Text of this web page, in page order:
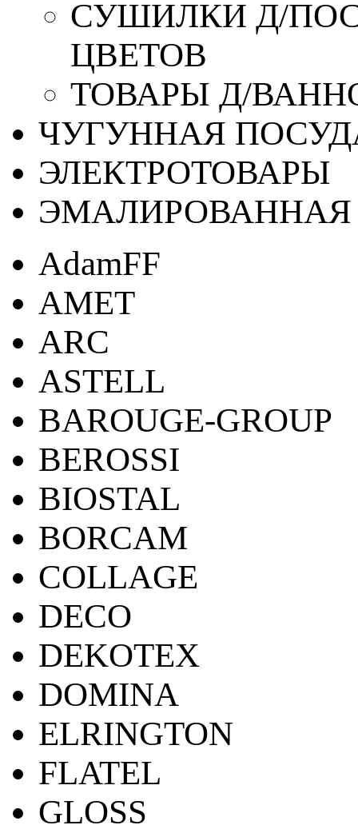
СУШИЛКИ Д/
ЦВЕТОВ
ТОВАРЫ Д/
ЧУГУННАЯ
ЭЛЕКТРОТОВАРЫ
ЭМАЛИРОВАННАЯ
AdamFF
AMET
ARC
ASTELL
BAROUGE-GROUP
BEROSSI
BIOSTAL
BORCAM
COLLAGE
DECO
DEKOTEX
DOMINA
ELRINGTON
FLATEL
GLOSS